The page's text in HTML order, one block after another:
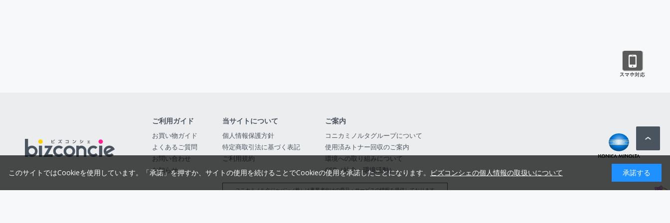
ご利用ガイド
お買い物ガイド
よくあるご質問
お問い合わせ
お知らせ
当サイトについて
個人情報保護方針
特定商取引法に基づく表記
ご利用規約
ご案内
コニカミノルタグループについて
使用済みトナー回収のご案内
環境への取り組みについて
CSR（社会・環境活動）
コニカミノルタジャパン（株）は事業者向けの商品・サービスの情報を提供しております
このサイトではCookieを使用しています。「承諾」を押すか、サイトの使用を続けることでCookieの使用を承諾したことになります。 ビズコンシェの個人情報の取扱いについて 承諾する